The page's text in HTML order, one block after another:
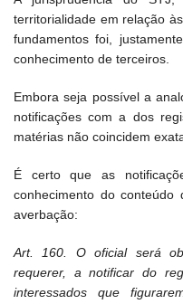
territorialidade em relação
fundamentos foi,
conhecimento de terceiros.
Embora seja possível a
notificações com a dos
matérias não coincidem
É certo que as
conhecimento do
averbação:
Art. 160. O oficial será
requerer, a notificar do
interessados que